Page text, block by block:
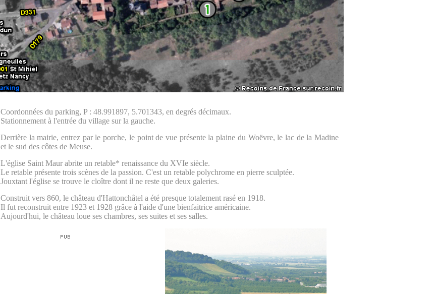
Coordonnées du parking, P : 48.991897, 5.701343, en degrés décimaux.
Stationnement à l'entrée du village sur la gauche.
Derrière la mairie, entrez par le porche, le point de vue présente la plaine du Woëvre, le lac de la Madine
et le sud des côtes de Meuse.
L'église Saint Maur abrite un retable* renaissance du XVIe siècle.
Le retable présente trois scènes de la passion. C'est un retable polychrome en pierre sculptée.
Jouxtant l'église se trouve le cloître dont il ne reste que deux galeries.
Construit vers 860, le château d'Hattonchâtel a été presque totalement rasé en 1918.
Il fut reconstruit entre 1923 et 1928 grâce à l'aide d'une bienfaitrice américaine.
Aujourd'hui, le château loue ses chambres, ses suites et ses salles.